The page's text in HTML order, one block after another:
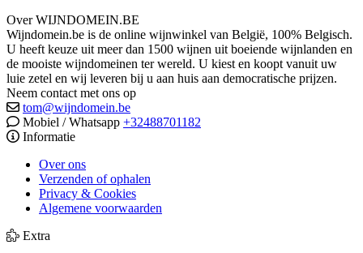
Over WIJNDOMEIN.BE
Wijndomein.be is de online wijnwinkel van België, 100% Belgisch.
U heeft keuze uit meer dan 1500 wijnen uit boeiende wijnlanden en
de mooiste wijndomeinen ter wereld. U kiest en koopt vanuit uw
luie zetel en wij leveren bij u aan huis aan democratische prijzen.
Neem contact met ons op
tom@wijndomein.be
Mobiel / Whatsapp +32488701182
Informatie
Over ons
Verzenden of ophalen
Privacy & Cookies
Algemene voorwaarden
Extra